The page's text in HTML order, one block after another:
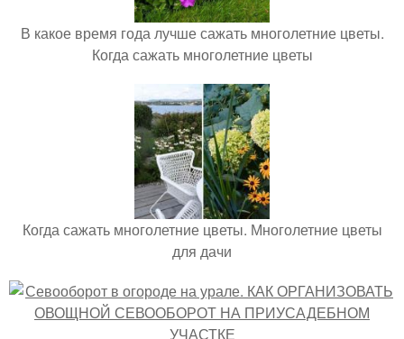
В какое время года лучше сажать многолетние цветы.
Когда сажать многолетние цветы
Когда сажать многолетние цветы. Многолетние цветы
для дачи